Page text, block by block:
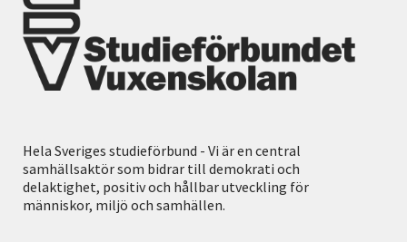
Hela Sveriges studieförbund - Vi är en central
samhällsaktör som bidrar till demokrati och
delaktighet, positiv och hållbar utveckling för
människor, miljö och samhällen.